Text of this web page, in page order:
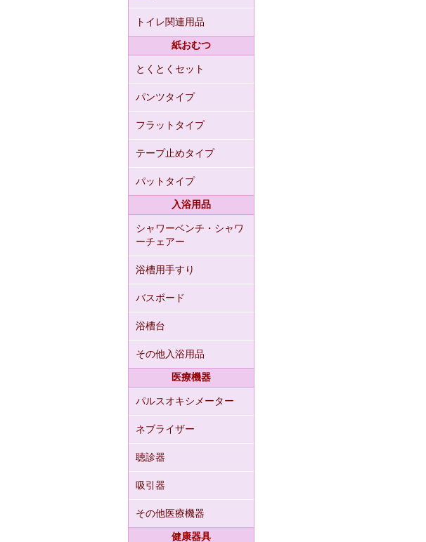
トイレ関連用品
紙おむつ
とくとくセット
パンツタイプ
フラットタイプ
テープ止めタイプ
パットタイプ
入浴用品
シャワーベンチ・シャワ
ーチェアー
浴槽用手すり
バスボード
浴槽台
その他入浴用品
医療機器
パルスオキシメーター
ネブライザー
聴診器
吸引器
その他医療機器
健康器具